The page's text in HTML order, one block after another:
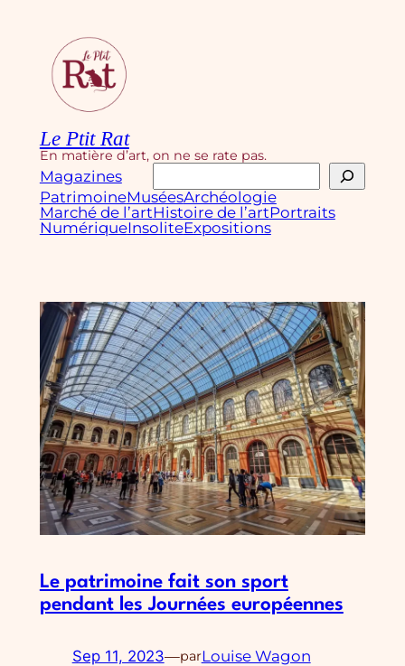
contenu
Le Ptit Rat
En matière d’art, on ne se rate pas.
Magazines
Rechercher
PatrimoineMuséesArchéologie
Marché de l’artHistoire de l’artPortraits
NumériqueInsoliteExpositions
Le patrimoine fait son sport
pendant les Journées européennes
Sep 11, 2023—parLouise Wagon